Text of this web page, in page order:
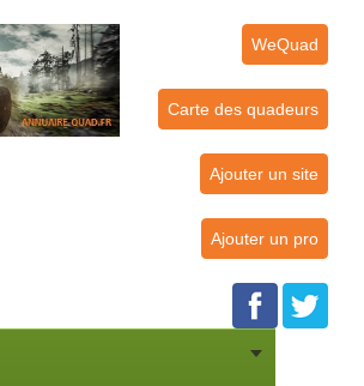
WeQuad
Carte des quadeurs
Ajouter un site
Ajouter un pro